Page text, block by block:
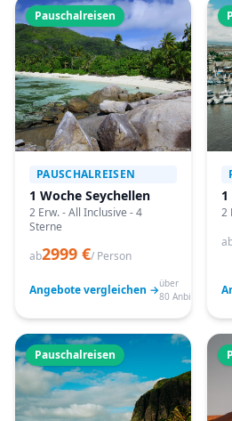
Pauschalreisen
PAUSCHALREISEN
1 Woche Seychellen
2 Erw. - All Inclusive - 4
Sterne
ab2999 €/ Person
Angebote vergleichen →über
80 Anbieter
2
Pauschalreisen